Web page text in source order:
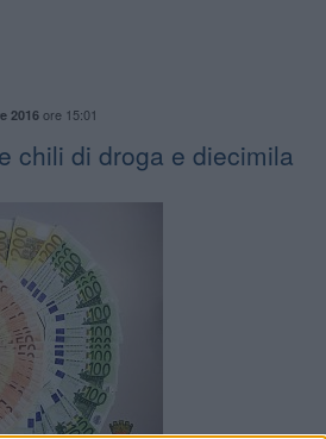
2016ore 15:01
chili di droga e diecimila